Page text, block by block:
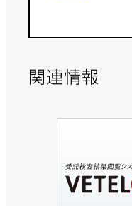
関連情報